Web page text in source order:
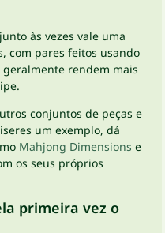
às vezes vale uma
com pares feitos usando
rendem mais
conjuntos de peças e
um exemplo, dá
Mahjong Dimensions e
os seus próprios
primeira vez o